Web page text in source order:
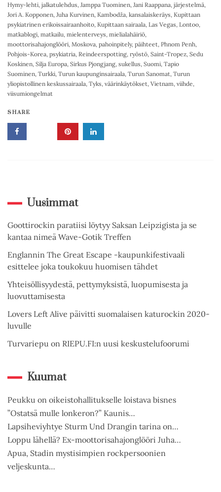
Hymy-lehti, jalkatulehdus, Jamppa Tuominen, Jani Raappana, järjestelmä,
Jori A. Kopponen, Juha Kurvinen, Kambodža, kansalaiskeräys, Kupittaan
psykiatrinen erikoissairaanhoito, Kupittaan sairaala, Las Vegas, Lontoo,
matkablogi, matkailu, mielenterveys, mielialahäiriö,
moottorisahajonglööri, Moskova, pahoinpitely, päihteet, Phnom Penh,
Pohjois-Korea, psykiatria, Reindeerspotting, ryöstö, Saint-Tropez, Sedu
Koskinen, Silja Europa, Sirkus Pjongjang, sukellus, Suomi, Tapio
Suominen, Turkki, Turun kaupunginsairaala, Turun Sanomat, Turun
yliopistollinen keskussairaala, Tyks, väärinkäytökset, Vietnam, viihde,
viisumiongelmat
SHARE
Uusimmat
Goottirockin paratiisi löytyy Saksan Leipzigista ja se
kantaa nimeä Wave-Gotik Treffen
Englannin The Great Escape -kaupunkifestivaali
esittelee joka toukokuu huomisen tähdet
Yhteisöllisyydestä, pettymyksistä, luopumisesta ja
luovuttamisesta
Lovers Left Alive päivitti suomalaisen katurockin 2020-
luvulle
Turvariepu on RIEPU.FI:n uusi keskustelufoorumi
Kuumat
Peukku on oikeistohallitukselle loistava bisnes
”Ostatsä mulle lonkeron?” Kaunis…
Lapsiheviyhtye Sturm Und Drangin tarina on…
Loppu lähellä? Ex-moottorisahajonglööri Juha…
Apua, Stadin mystisimpien rockpersoonien
veljeskunta…